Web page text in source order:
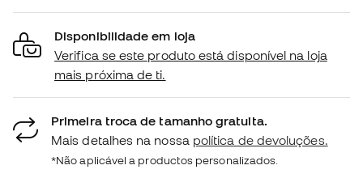
Disponibilidade em loja
Verifica se este produto está disponível na loja
mais próxima de ti.
Primeira troca de tamanho gratuita.
Mais detalhes na nossa política de devoluções.
*Não aplicável a productos personalizados.